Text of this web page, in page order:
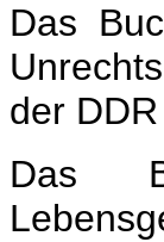
Das
der
Das